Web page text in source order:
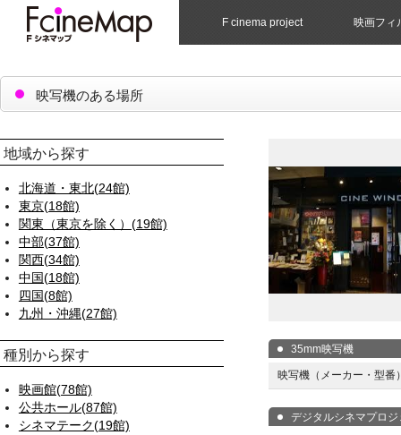
F cinema project 映画フィ
映写機のある場所
35mm映写機
映写機（メーカー・型番
デジタルシネマプロ
地域から探す
北海道・東北(24館)
東京(18館)
関東（東京を除く）(19館)
中部(37館)
関西(34館)
中国(18館)
四国(8館)
九州・沖縄(27館)
種別から探す
映画館(78館)
公共ホール(87館)
シネマテーク(19館)